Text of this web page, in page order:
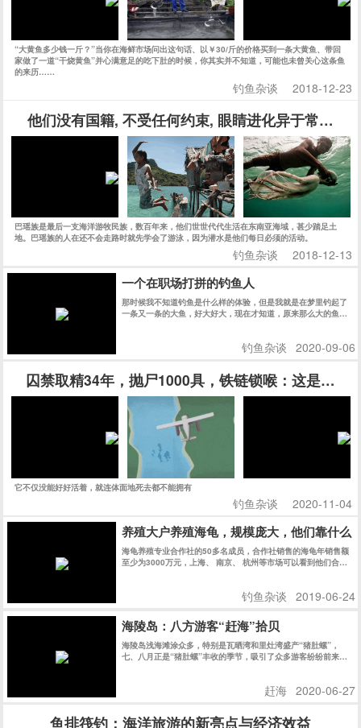
“大黄鱼多少钱一斤？”当你在海鲜市场问出这句话、以￥30/斤的价格买到一条大黄鱼、带回
家做了一道“干烧黄鱼”并心满意足的吃下肚的时候，你其实并不知道，可能也未曾关心这条鱼
的来历……
钓鱼杂谈 2018-12-23
他们没有国籍, 不受任何约束, 眼睛进化异于常人,
巴瑶族是最后一支海洋游牧民族，数百年来，他们世世代代生活在东南亚海域，甚少踏足土
地。巴瑶族的人在还不会走路时就先学会了游泳，因为潜水是他们每日必须的活动。
钓鱼杂谈 2018-12-13
一个在职场打拼的钓鱼人
那时候我不知道钓鱼是什么样的体验，但是我就是在梦里钓起了
一条又一条的大鱼，好大好大，现在才知道，原来那么大的鱼，
钓鱼杂谈 2020-09-06
囚禁取精34年，抛尸1000具，铁链锁喉：这是一场
它不仅没能好好活着，就连体面地死去都不能拥有
钓鱼杂谈 2020-11-04
养殖大户养殖海龟，规模庞大，他们靠什么
海龟养殖专业合作社的50多名成员，合作社销售的海龟年销售额
至少为3000万元，上海、 南京、 杭州等市场可以看到他们合作
钓鱼杂谈 2019-06-24
海陵岛：八方游客“赶海”拾贝
海陵岛浅海滩涂众多，特别是瓦晒湾和里灶湾盛产“猪肚螺”，
七、八月正是“猪肚螺”丰收的季节，吸引了众多游客纷纷前来赶
赶海 2020-06-27
鱼排筏钓：海洋旅游的新亮点与经济效益